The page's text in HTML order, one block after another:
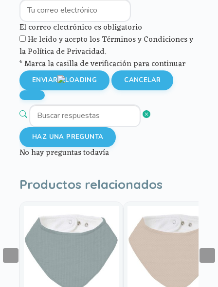
El correo electrónico es obligatorio
He leído y acepto los Términos y Condiciones y
la Política de Privacidad.
* Marca la casilla de verificación para continuar
ENVIAR CANCELAR
HAZ UNA PREGUNTA
No hay preguntas todavía
Productos relacionados
producto
tiene
múltiples
variantes.
opciones
producto
tiene
múltiples
variantes.
opciones